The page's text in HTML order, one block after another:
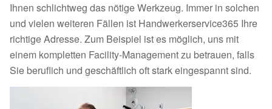
Ihnen schlichtweg das nötige Werkzeug. Immer in solchen
und vielen weiteren Fällen ist Handwerkerservice365 Ihre
richtige Adresse. Zum Beispiel ist es möglich, uns mit
einem kompletten Facility-Management zu betrauen, falls
Sie beruflich und geschäftlich oft stark eingespannt sind.